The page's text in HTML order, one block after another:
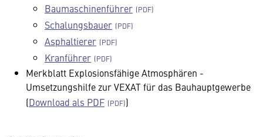
Baumaschinenführer
Schalungsbauer
Asphaltierer
Kranführer
Merkblatt Explosionsfähige Atmosphären -
Umsetzungshilfe zur VEXAT für das Bauhauptgewerbe
(Download als PDF )